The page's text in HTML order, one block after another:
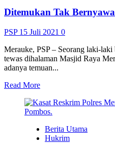
Rusun
Selesai
PON
Ditemukan Tak
PSP 15 Juli 2021 0
Merauke, PSP – Seorang laki-
tewas dihalaman Masjid Raya
adanya temuan...
Read MoreRead
about
Ditemukan
Bernyawa
di
Berita Utama
Hukrim